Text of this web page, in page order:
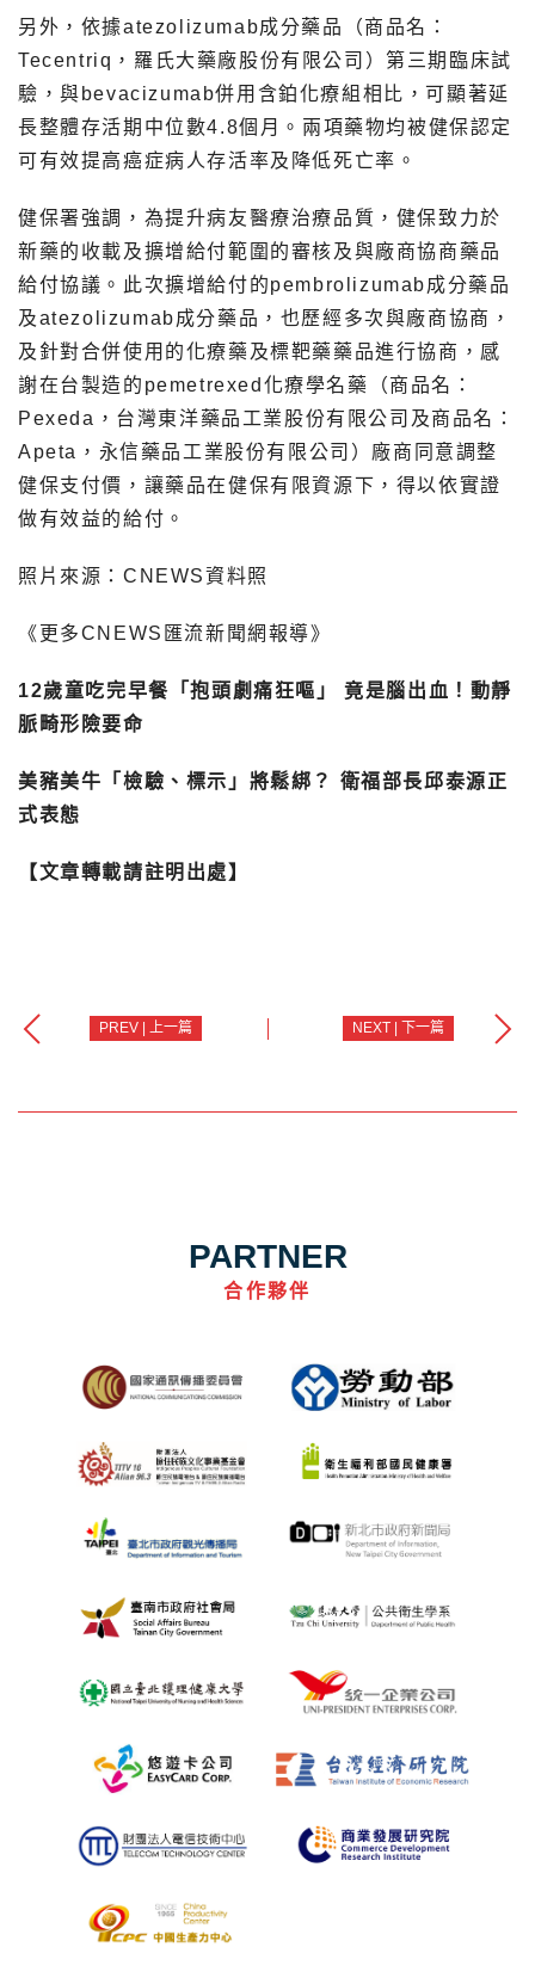
另外，依據atezolizumab成分藥品（商品名：
Tecentriq，羅氏大藥廠股份有限公司）第三期臨床試
驗，與bevacizumab併用含鉑化療組相比，可顯著延
長整體存活期中位數4.8個月。兩項藥物均被健保認定
可有效提高癌症病人存活率及降低死亡率。
健保署強調，為提升病友醫療治療品質，健保致力於
新藥的收載及擴增給付範圍的審核及與廠商協商藥品
給付協議。此次擴增給付的pembrolizumab成分藥品
及atezolizumab成分藥品，也歷經多次與廠商協商，
及針對合併使用的化療藥及標靶藥藥品進行協商，感
謝在台製造的pemetrexed化療學名藥（商品名：
Pexeda，台灣東洋藥品工業股份有限公司及商品名：
Apeta，永信藥品工業股份有限公司）廠商同意調整
健保支付價，讓藥品在健保有限資源下，得以依實證
做有效益的給付。
照片來源：CNEWS資料照
《更多CNEWS匯流新聞網報導》
12歲童吃完早餐「抱頭劇痛狂嘔」 竟是腦出血！動靜
脈畸形險要命
美豬美牛「檢驗、標示」將鬆綁？ 衛福部長邱泰源正
式表態
【文章轉載請註明出處】
PREV | 上一篇 NEXT | 下一篇
PARTNER
合作夥伴